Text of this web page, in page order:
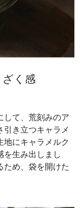
く感
して、荒刻みのア
引き立つキャラメ
地にキャラメルク
を生み出しまし
ため、袋を開けた